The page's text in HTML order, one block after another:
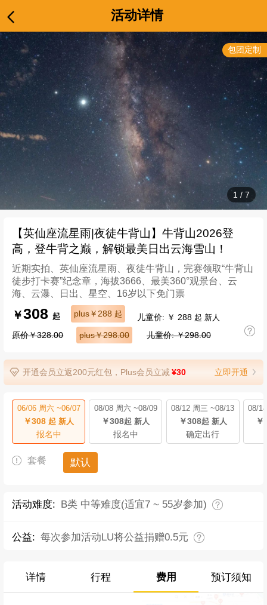
活动详情
1 / 7
【英仙座流星雨|夜徒牛背山】牛背山2026登
高，登牛背之巅，解锁最美日出云海雪山！
近期实拍、英仙座流星雨、夜徒牛背山，完赛领取“牛背山
徒步打卡赛”纪念章，海拔3666、最美360°观景台、云
海、云瀑、日出、星空、16岁以下免门票
￥308起 plus￥288 起 儿童价: ￥ 288 起 新人
原价￥328.00 plus￥298.00 儿童价: ￥298.00
开通会员立返200元红包，Plus会员立减¥30 立即开通
06/06 周六 ~06/07
￥308起 新人
报名中
08/08 周六 ~08/09
￥308起 新人
报名中
08/12 周三 ~08/13
￥308起 新人
确定出行
08/
￥
套餐 默认
包团定制
活动难度: B类 中等难度(适宜7 ~ 55岁参加)
公益: 每次参加活动LU将公益捐赠0.5元
详情 行程 费用 预订须知